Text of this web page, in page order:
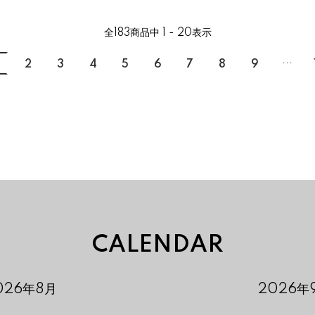
全183商品中 1 - 20表示
2 3 4 5 6 7 8 9 ...
CALENDAR
年8月 2026年